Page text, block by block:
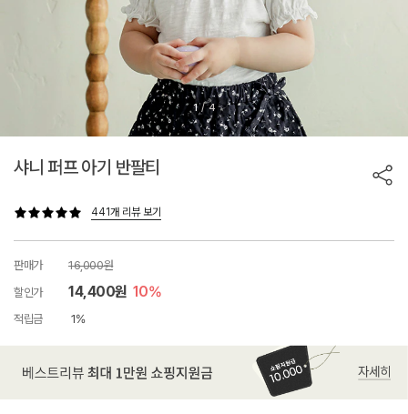
1 / 4
샤니 퍼프 아기 반팔티
441개 리뷰 보기
판매가
16,000원
할인가
14,400원 10%
적립금 1%